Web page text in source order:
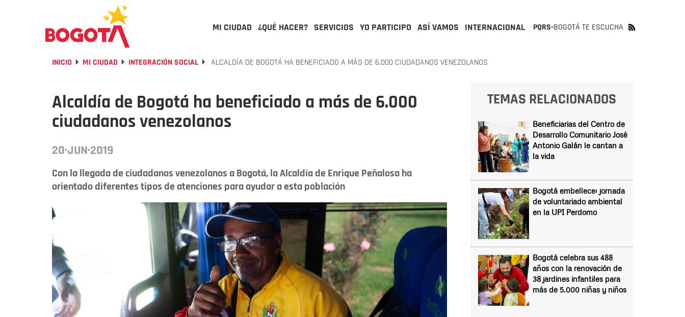
MI CIUDAD ¿QUÉ HACER? SERVICIOS YO PARTICIPO ASÍ VAMOS INTERNACIONAL PQRS-BOGOTÁ TE ESCUCHA
INICIO MI CIUDAD INTEGRACIÓN SOCIAL ALCALDÍA DE BOGOTÁ HA BENEFICIADO A MÁS DE 6.000 CIUDADANOS VENEZOLANOS
Alcaldía de Bogotá ha beneficiado a más de 6.000
ciudadanos venezolanos
20·JUN·2019
Con la llegada de ciudadanos venezolanos a Bogotá, la Alcaldía de Enrique Peñalosa ha
orientado diferentes tipos de atenciones para ayudar a esta población
TEMAS RELACIONADOS
Beneficiarias del Centro de
Desarrollo Comunitario José
Antonio Galán le cantan a
la vida
Bogotá embellece: jornada
de voluntariado ambiental
en la UPI Perdomo
Bogotá celebra sus 488
años con la renovación de
38 jardines infantiles para
más de 5.000 niñas y niños